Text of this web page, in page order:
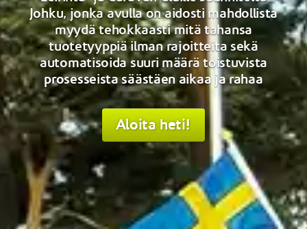
Johku, jonka avulla on aidosti mahdollista
myydä tehokkaasti mitä tahansa
tuotetyyppiä ilman rajoitteita sekä
automatisoida suuri määrä toistuvista
prosesseista säästäen aikaa ja rahaa
Aloita heti!